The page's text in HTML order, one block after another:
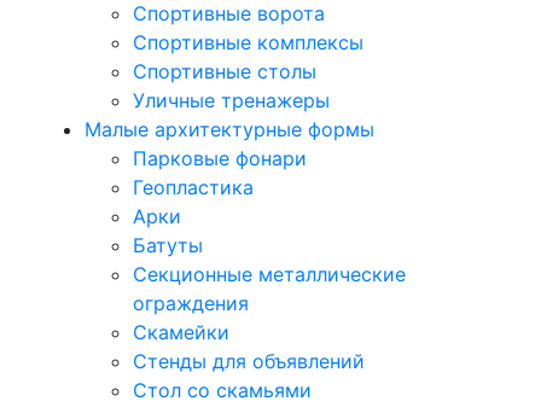
Спортивные ворота
Спортивные комплексы
Спортивные столы
Уличные тренажеры
Малые архитектурные формы
Парковые фонари
Геопластика
Арки
Батуты
Секционные металлические
ограждения
Скамейки
Стенды для объявлений
Стол со скамьями